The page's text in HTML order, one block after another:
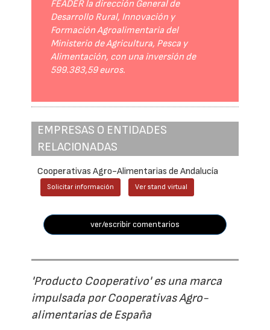
FEADER la dirección General de
Desarrollo Rural, Innovación y
Formación Agroalimentaria del
Ministerio de Agricultura, Pesca y
Alimentación, con una inversión de
599.383,59 euros.
EMPRESAS O ENTIDADES
RELACIONADAS
Cooperativas Agro-Alimentarias de Andalucía
Solicitar información Ver stand virtual
ver/escribir comentarios
'Producto Cooperativo' es una marca
impulsada por Cooperativas Agro-
alimentarias de España